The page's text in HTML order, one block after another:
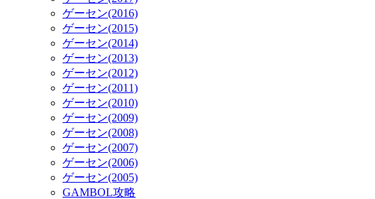
ゲーセン(2016)
ゲーセン(2015)
ゲーセン(2014)
ゲーセン(2013)
ゲーセン(2012)
ゲーセン(2011)
ゲーセン(2010)
ゲーセン(2009)
ゲーセン(2008)
ゲーセン(2007)
ゲーセン(2006)
ゲーセン(2005)
GAMBOL攻略